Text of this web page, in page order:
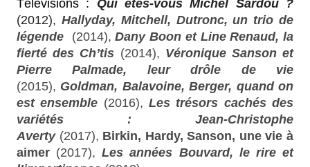
Télévisions :
Qui êtes-vous Michel Sardou ?
(2012), Hallyday, Mitchell, Dutronc, un trio de
légende
(2014),Dany Boon et Line Renaud, la
fierté des Ch’tis (2014), Véronique Sanson et
Pierre Palmade, leur drôle de vie
(2015), Goldman, Balavoine, Berger, quand on
est ensemble (2016),Les trésors cachés des
variétés : Jean-Christophe
Averty(2017), Birkin, Hardy, Sanson, une vie à
aimer (2017),Les années Bouvard, le rire et